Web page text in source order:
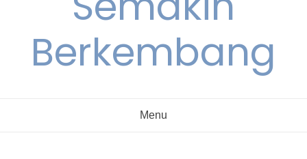
Berkembang
Menu